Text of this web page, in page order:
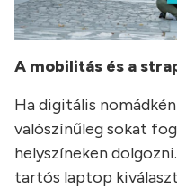
A mobilitás és a
Ha digitális
valószínűleg sokat
helyszíneken
tartós laptop